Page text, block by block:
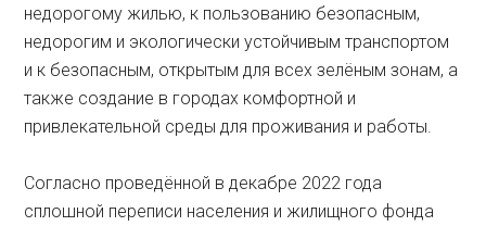
недорогому жилью, к пользованию безопасным,
недорогим и экологически устойчивым транспортом
и к безопасным, открытым для всех зелёным зонам, а
также создание в городах комфортной и
привлекательной среды для проживания и работы.
Согласно проведённой в декабре 2022 года
сплошной переписи населения и жилищного фонда